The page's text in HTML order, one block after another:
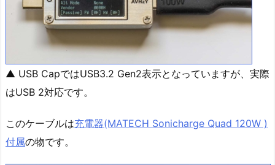
▲ USB CapではUSB3.2 Gen2表示となっていますが、実際
はUSB 2対応です。
このケーブルは充電器(MATECH Sonicharge Quad 120W )
付属の物です。